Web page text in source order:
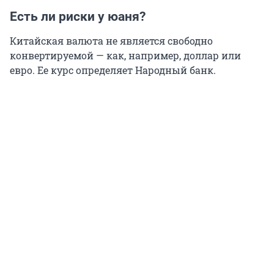
Есть ли риски у юаня?
Китайская валюта не является свободно
конвертируемой — как, например, доллар или
евро. Ее курс определяет Народный банк.